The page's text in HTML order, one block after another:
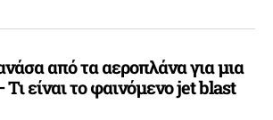
από τα αεροπλάνα για μια
είναι το φαινόμενο jet blast